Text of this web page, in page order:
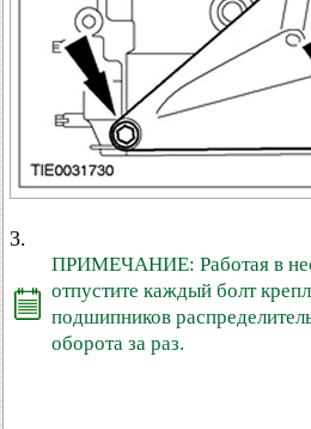
3.
ПРИМЕЧАНИЕ: Работая в
отпустите каждый болт
подшипников
оборота за раз.